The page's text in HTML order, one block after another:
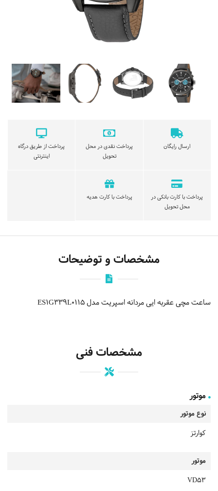
ارسال رایگان
پرداخت نقدی در محل
تحویل
پرداخت از طریق درگاه
اینترنتی
پرداخت با کارت بانکی در
محل تحویل
پرداخت با کارت هدیه
مشخصات و توضیحات
ساعت مچی عقربه ایی مردانه اسپریت مدل ES1G339L0115
مشخصات فنی
موتور
نوع موتور
کوارتز
موتور
VD53